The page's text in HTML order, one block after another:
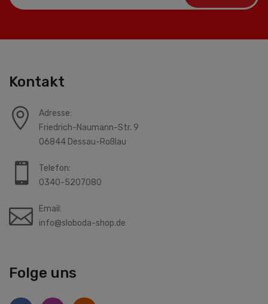
Folge uns
Kontakt
Adresse:
Friedrich-Naumann-Str. 9
06844 Dessau-Roßlau
Telefon:
0340-5207080
Email:
info@sloboda-shop.de